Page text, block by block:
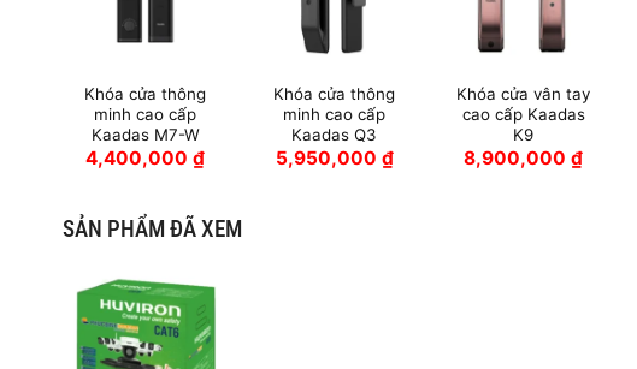
Khóa cửa thông
minh cao cấp
Kaadas M7-W
4,400,000₫
Khóa cửa thông
minh cao cấp
Kaadas Q3
5,950,000 ₫
Khóa cửa vân tay
cao cấp Kaadas
K9
8,900,000₫
SẢN PHẨM ĐÃ XEM